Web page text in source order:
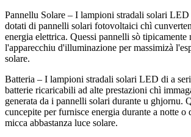
Pannellu Solare – I lampioni stradali solari
dotati di pannelli solari fotovoltaici chì
energia elettrica. Quessi pannelli sò tipicamente
l'apparecchiu d'illuminazione per massimizà
solare.
Batteria – I lampioni stradali solari LED di a
batterie ricaricabili ad alte prestazioni chì
generata da i pannelli solari durante u ghjornu.
cuncepite per furnisce energia durante a notte o
micca abbastanza luce solare.